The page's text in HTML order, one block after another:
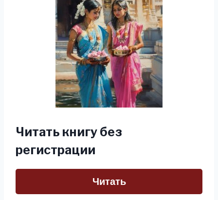
Читать книгу без
регистрации
Читать